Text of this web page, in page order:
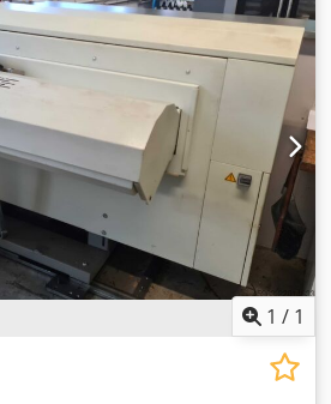
1 / 1